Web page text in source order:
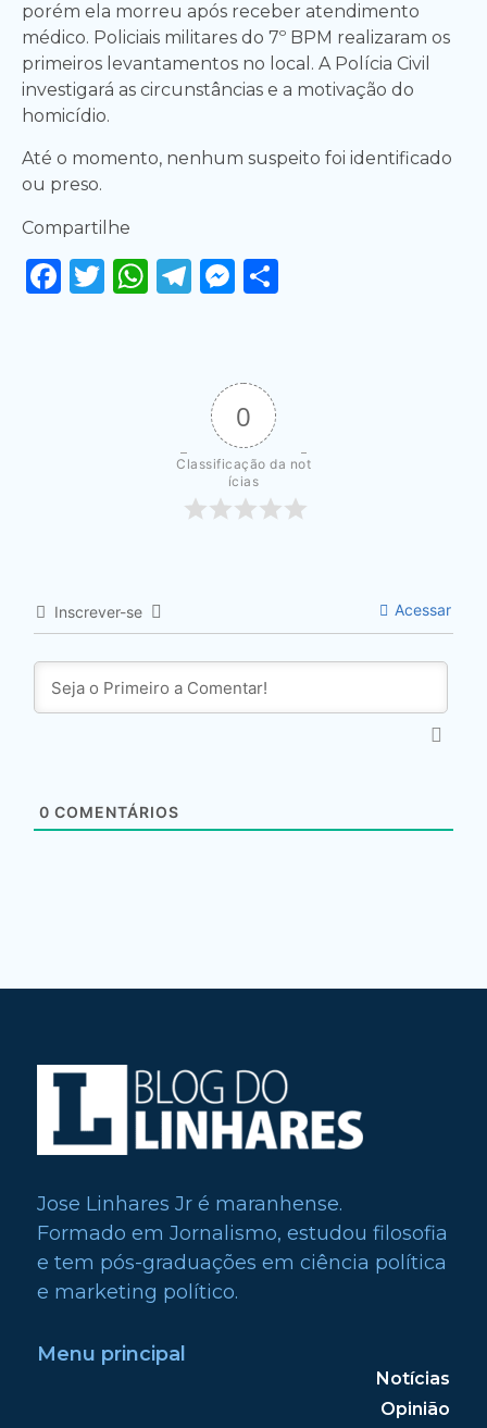
porém ela morreu após receber atendimento
médico. Policiais militares do 7º BPM realizaram os
primeiros levantamentos no local. A Polícia Civil
investigará as circunstâncias e a motivação do
homicídio.
Até o momento, nenhum suspeito foi identificado
ou preso.
Compartilhe
Facebook
Twitter
WhatsApp
Telegram
Messenger
0
Classificação da not
ícias
Inscrever-se Acessar
0 COMENTÁRIOS
Jose Linhares Jr é maranhense.
Formado em Jornalismo, estudou filosofia
e tem pós-graduações em ciência política
e marketing político.
Menu principal
Notícias
Opinião